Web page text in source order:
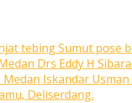
tebing Sumut pose
Drs Eddy H
Iskandar
Deliserdang.